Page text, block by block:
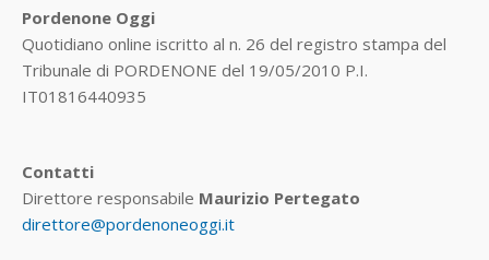
Pordenone Oggi
Quotidiano online iscritto al n. 26 del registro stampa del
Tribunale di PORDENONE del 19/05/2010 P.I.
IT01816440935
Contatti
Direttore responsabile Maurizio Pertegato
direttore@pordenoneoggi.it